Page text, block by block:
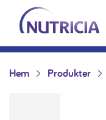
Hoppa till innehåll
Nutricia.se
Hem Produkter